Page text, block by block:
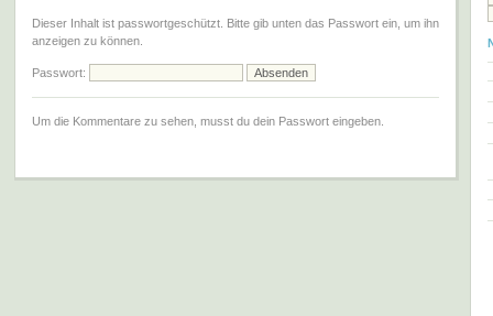
Dieser Inhalt ist passwortgeschützt. Bitte gib unten das Passwort ein, um ihn
anzeigen zu können.
Passwort:
Um die Kommentare zu sehen, musst du dein Passwort eingeben.